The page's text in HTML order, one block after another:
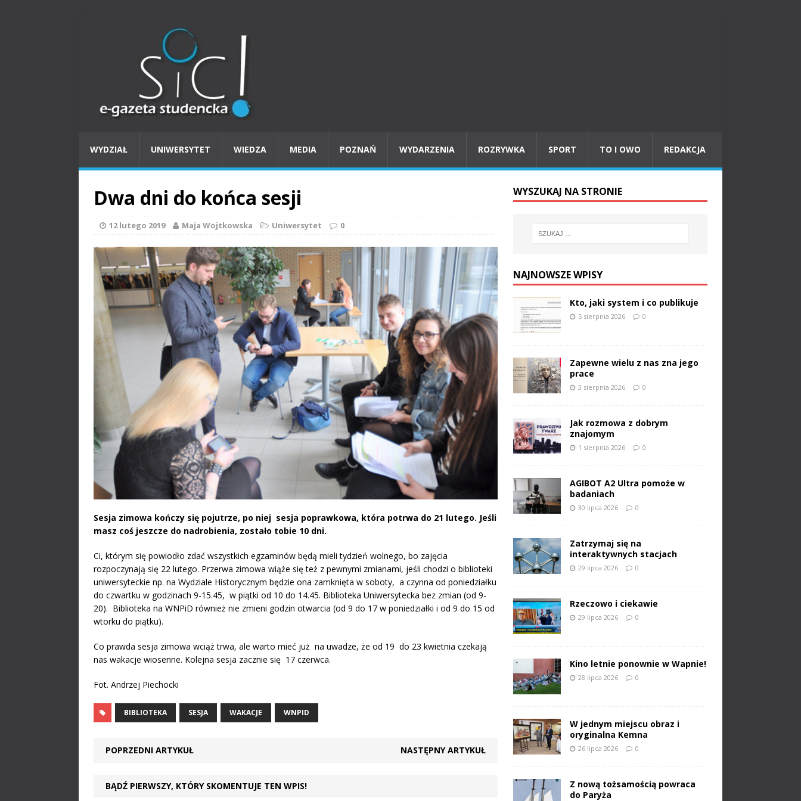
WYDZIAŁ UNIWERSYTET WIEDZA MEDIA POZNAŃ WYDARZENIA ROZRYWKA SPORT TO I OWO REDAKCJA
Dwa dni do końca sesji
12 lutego 2019 Maja Wojtkowska Uniwersytet 0
Sesja zimowa kończy się pojutrze, po niej sesja poprawkowa, która potrwa do 21 lutego. Jeśli
masz coś jeszcze do nadrobienia, zostało tobie 10 dni.
Ci, którym się powiodło zdać wszystkich egzaminów będą mieli tydzień wolnego, bo zajęcia
rozpoczynają się 22 lutego. Przerwa zimowa wiąże się też z pewnymi zmianami, jeśli chodzi o biblioteki
uniwersyteckie np. na Wydziale Historycznym będzie ona zamknięta w soboty, a czynna od poniedziałku
do czwartku w godzinach 9-15.45, w piątki od 10 do 14.45. Biblioteka Uniwersytecka bez zmian (od 9-
20). Biblioteka na WNPiD również nie zmieni godzin otwarcia (od 9 do 17 w poniedziałki i od 9 do 15 od
wtorku do piątku).
Co prawda sesja zimowa wciąż trwa, ale warto mieć już na uwadze, że od 19 do 23 kwietnia czekają
nas wakacje wiosenne. Kolejna sesja zacznie się 17 czerwca.
Fot. Andrzej Piechocki
BIBLIOTEKA SESJA WAKACJE WNPID
POPRZEDNI ARTYKUŁ NASTĘPNY ARTYKUŁ
BĄDŹ PIERWSZY, KTÓRY SKOMENTUJE TEN WPIS!
WYSZUKAJ NA STRONIE
NAJNOWSZE WPISY
Kto, jaki system i co publikuje
5 sierpnia 2026 0
Zapewne wielu z nas zna jego
prace
3 sierpnia 2026 0
Jak rozmowa z dobrym
znajomym
1 sierpnia 2026 0
AGIBOT A2 Ultra pomoże w
badaniach
30 lipca 2026 0
Zatrzymaj się na
interaktywnych stacjach
29 lipca 2026 0
Rzeczowo i ciekawie
29 lipca 2026 0
Kino letnie ponownie w Wapnie!
28 lipca 2026 0
W jednym miejscu obraz i
oryginalna Kemna
26 lipca 2026 0
Z nową tożsamością powraca
do Paryża